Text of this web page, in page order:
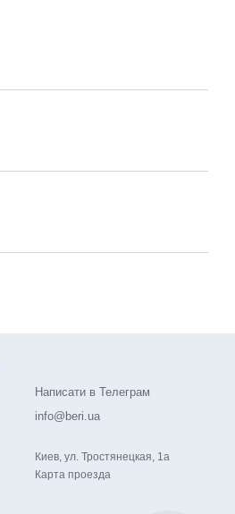
Написати в Телеграм
info@beri.ua
Киев, ул. Тростянецкая, 1а
Карта проезда